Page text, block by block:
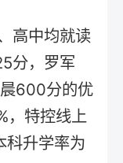
高中均就读
分，罗军
600分的优
，特控线上
科升学率为